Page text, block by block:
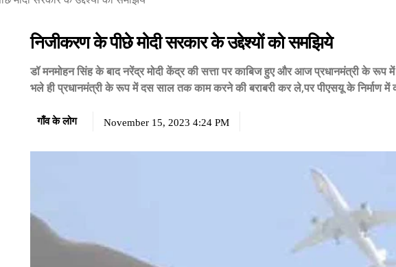
निजीकरण के पीछे मोदी सरकार के उद्देश्यों को समझिये
डॉ मनमोहन सिंह के बाद नरेंद्र मोदी केंद्र की सत्ता पर काबिज हुए और आज प्रधानमंत्री के रूप
भले ही प्रधानमंत्री के रूप में दस साल तक काम करने की बराबरी कर ले,पर पीएसयू के निर्माण में
गाँव के लोग November 15, 2023 4:24 PM